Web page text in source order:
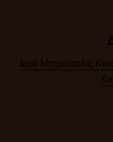
Ιερά Μητρόπολις